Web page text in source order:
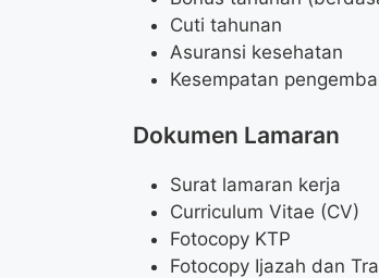
Cuti tahunan
Asuransi kesehatan
Kesempatan
Dokumen Lamaran
Surat lamaran kerja
Curriculum Vitae (CV)
Fotocopy KTP
Fotocopy Ijazah dan